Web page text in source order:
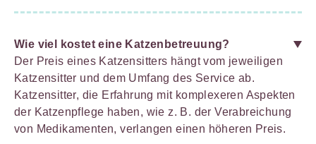
Wie viel kostet eine Katzenbetreuung?
Der Preis eines Katzensitters hängt vom jeweiligen
Katzensitter und dem Umfang des Service ab.
Katzensitter, die Erfahrung mit komplexeren Aspekten
der Katzenpflege haben, wie z. B. der Verabreichung
von Medikamenten, verlangen einen höheren Preis.